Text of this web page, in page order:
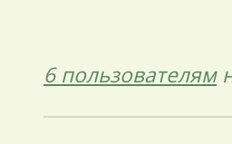
6 пользователям